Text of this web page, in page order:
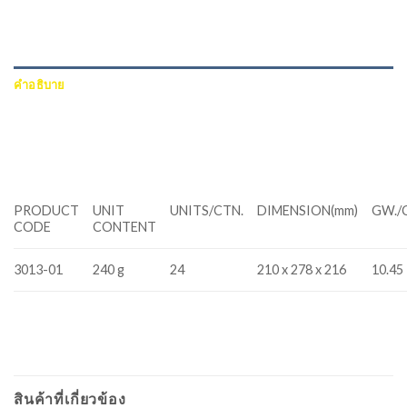
คำอธิบาย
PRODUCT
CODE
UNIT
CONTENT
UNITS/CTN. DIMENSION(mm) GW./
3013-01 240 g 24 210 x 278 x 216 10.45
สินค้าที่เกี่ยวข้อง